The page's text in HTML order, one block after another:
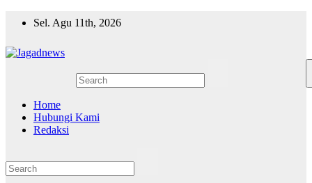
Sel. Agu 11th, 2026
Home
Hubungi Kami
Redaksi